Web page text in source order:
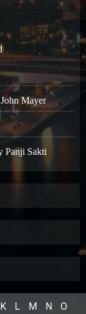
Mayer
Panji Sakti
K L M N
O